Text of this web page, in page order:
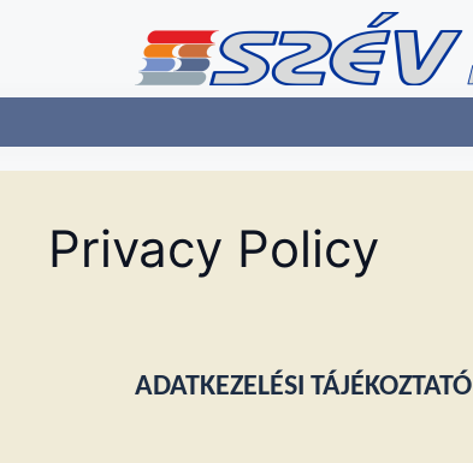
Privacy Policy
ADATKEZELÉSI TÁJÉKOZTATÓ